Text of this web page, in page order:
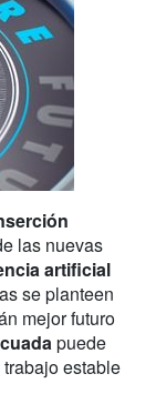
las nuevas
artificial
se planteen
mejor futuro
puede
estable